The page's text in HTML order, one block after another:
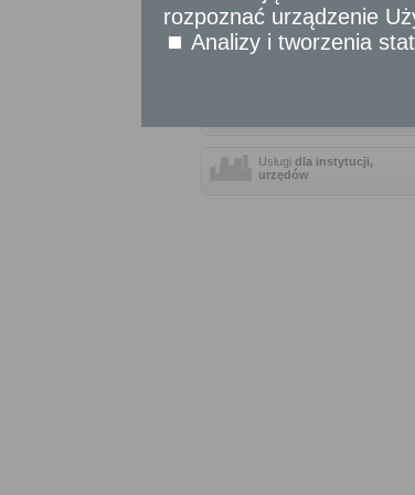
Sprawy obywatelskie
Udostępnianie informacji
Usługi dla instytucji,
urzędów
rozpoznać urządzenie
Analizy i tworzenia